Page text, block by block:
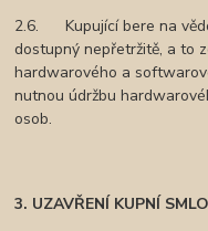
2.6. Kupující bere na
dostupný nepřetržitě, a to
hardwarového a
nutnou údržbu
osob.
3. UZAVŘENÍ KUPNÍ